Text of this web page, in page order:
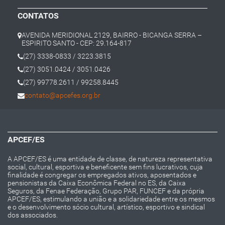
CONTATOS
AVENIDA MERIDIONAL 2129, BAIRRO - BICANGA SERRA –
ESPIRITO SANTO - CEP: 29.164-817
(27) 3338-0833 / 3223.3815
(27) 3051.0424 / 3051.0426
(27) 99778.2611 / 99258.8445
contato@apcefes.org.br
APCEF/ES
A APCEF/ES é uma entidade de classe, de natureza representativa
social, cultural, esportiva e beneficente sem fins lucrativos, cuja
finalidade é congregar os empregados ativos, aposentados e
pensionistas da Caixa Econômica Federal no ES, da Caixa
Seguros, da Fenae Federação, Grupo PAR, FUNCEF e da própria
APCEF/ES, estimulando a união e a solidariedade entre os mesmos
e o desenvolvimento sócio cultural, artístico, esportivo e sindical
dos associados.